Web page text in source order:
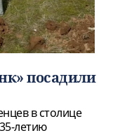
посадили
в столице
летию